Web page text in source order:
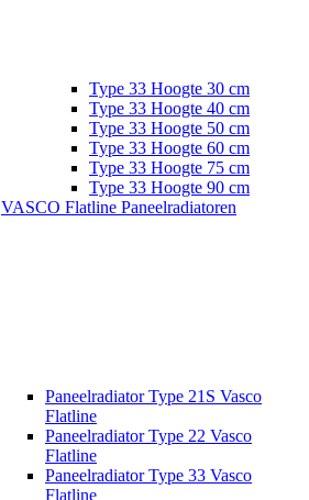
Type 33 Hoogte 30 cm
Type 33 Hoogte 40 cm
Type 33 Hoogte 50 cm
Type 33 Hoogte 60 cm
Type 33 Hoogte 75 cm
Type 33 Hoogte 90 cm
VASCO Flatline Paneelradiatoren
Paneelradiator Type 21S Vasco
Flatline
Paneelradiator Type 22 Vasco
Flatline
Paneelradiator Type 33 Vasco
Flatline